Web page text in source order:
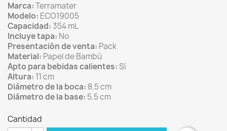
Marca:Terramater
Modelo: ECO19005
Capacidad: 354 mL
Incluye tapa: No
Presentación de venta: Pack
Material: Papel de Bambú
Apto para bebidas calientes:Sí
Altura: 11 cm
Diámetro de la boca: 8.5 cm
Diámetro de la base: 5.5 cm
Cantidad